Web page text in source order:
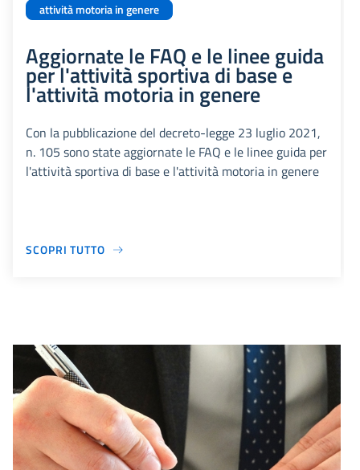
attività motoria in genere
Aggiornate le FAQ e le linee guida
per l'attività sportiva di base e
l'attività motoria in genere
Con la pubblicazione del decreto-legge 23 luglio 2021,
n. 105 sono state aggiornate le FAQ e le linee guida per
l'attività sportiva di base e l'attività motoria in genere
SCOPRI TUTTO